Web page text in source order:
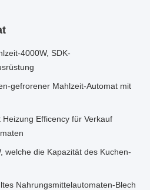
4000W, SDK-
gefrorener Mahlzeit-Automat mit
Efficency für Verkauf
welche die Kapazität des Kuchen-
Nahrungsmittelautomaten-Blech